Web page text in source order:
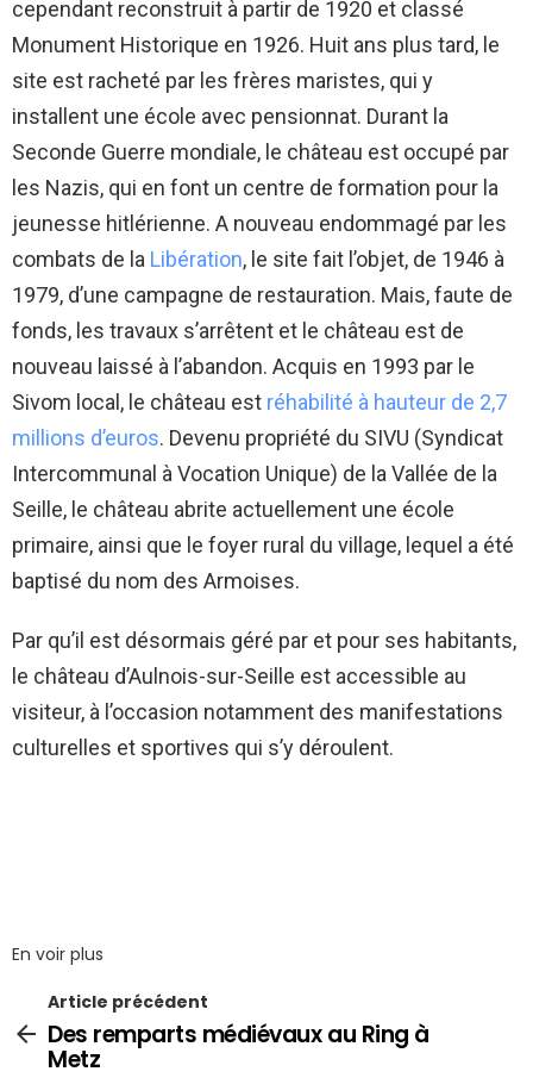
cependant reconstruit à partir de 1920 et classé
Monument Historique en 1926. Huit ans plus tard, le
site est racheté par les frères maristes, qui y
installent une école avec pensionnat. Durant la
Seconde Guerre mondiale, le château est occupé par
les Nazis, qui en font un centre de formation pour la
jeunesse hitlérienne. A nouveau endommagé par les
combats de la Libération, le site fait l’objet, de 1946 à
1979, d’une campagne de restauration. Mais, faute de
fonds, les travaux s’arrêtent et le château est de
nouveau laissé à l’abandon. Acquis en 1993 par le
Sivom local, le château est réhabilité à hauteur de 2,7
millions d’euros. Devenu propriété du SIVU (Syndicat
Intercommunal à Vocation Unique) de la Vallée de la
Seille, le château abrite actuellement une école
primaire, ainsi que le foyer rural du village, lequel a été
baptisé du nom des Armoises.
Par qu’il est désormais géré par et pour ses habitants,
le château d’Aulnois-sur-Seille est accessible au
visiteur, à l’occasion notamment des manifestations
culturelles et sportives qui s’y déroulent.
En voir plus
Article précédent
Des remparts médiévaux au Ring à
Metz